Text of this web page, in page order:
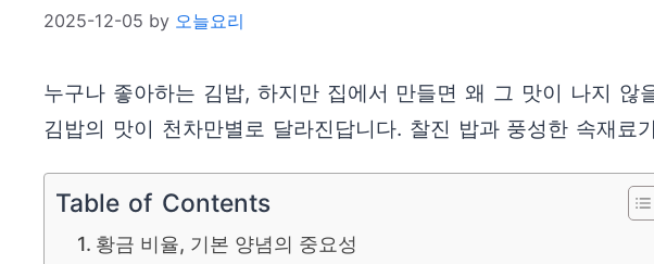
2025-12-05 by 오늘요리
누구나 좋아하는 김밥, 하지만 집에서 만들면 왜 그 맛이 나지 않
김밥의 맛이 천차만별로 달라진답니다. 찰진 밥과 풍성한 속재료
Table of Contents
황금 비율, 기본 양념의 중요성